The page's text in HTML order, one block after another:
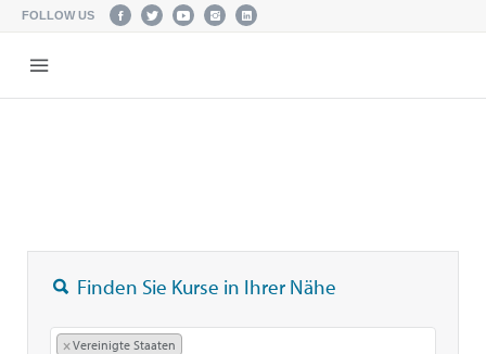
FOLLOW US
Finden Sie Kurse in Ihrer Nähe
×Vereinigte Staaten